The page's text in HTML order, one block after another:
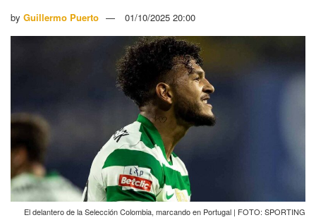
by Guillermo Puerto 01/10/2025 20:00
El delantero de la Selección Colombia, marcando en Portugal | FOTO: SPORTING